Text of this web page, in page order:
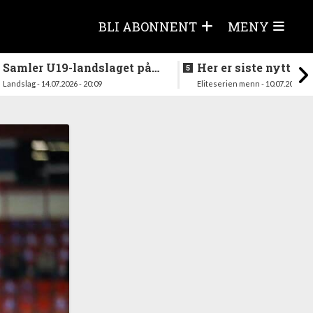
BLI ABONNENT MENY
Samler U19-landslaget på
nytt i august
Landslag - 14.07.2026 - 20:09
Her er siste nytt
season
Eliteserien menn - 10.07.2026 -